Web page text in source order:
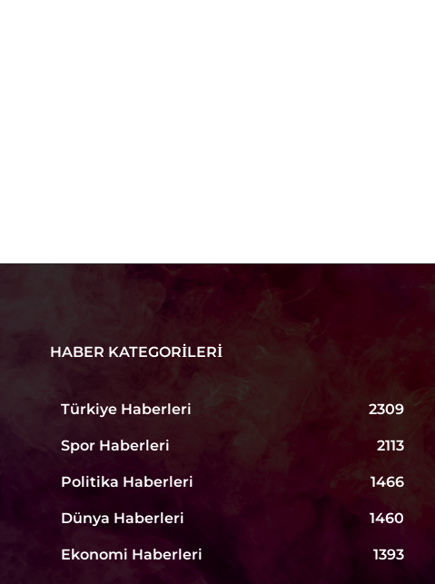
HABER KATEGORILERI
Türkiye Haberleri 2309
Spor Haberleri 2113
Politika Haberleri 1466
Dünya Haberleri 1460
Ekonomi Haberleri 1393